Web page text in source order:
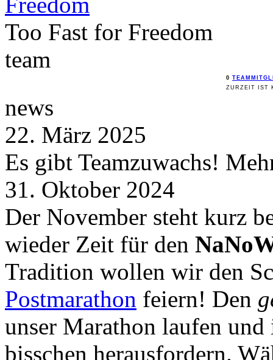
Too Fast for Freedom
team
0
ZURZEIT IST
news
22. März 2025
Es gibt Teamzuwachs!
31. Oktober 2024
Der November steht kurz
wieder Zeit für den
Tradition wollen wir den
Postmarathon feiern! Den
unser Marathon laufen
bisschen herausfordern.